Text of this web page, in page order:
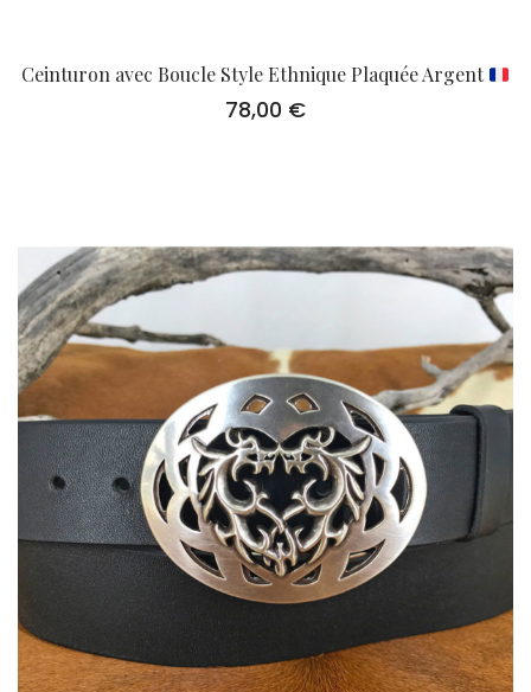
Ceinturon avec Boucle Style Ethnique Plaquée Argent
78,00 €